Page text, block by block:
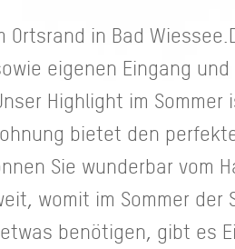
Ortsrand in Bad
eigenen Eingang
Highlight im
bietet den
Sie wunderbar vom
womit im Sommer der
benötigen, gibt es